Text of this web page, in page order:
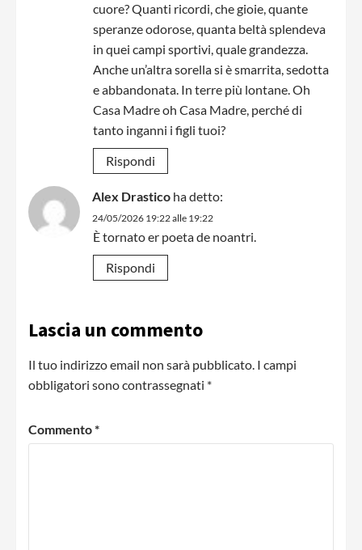
cuore? Quanti ricordi, che gioie, quante
speranze odorose, quanta beltà splendeva
in quei campi sportivi, quale grandezza.
Anche un’altra sorella si è smarrita, sedotta
e abbandonata. In terre più lontane. Oh
Casa Madre oh Casa Madre, perché di
tanto inganni i figli tuoi?
Rispondi
Alex Drastico ha detto:
24/05/2026 19:22 alle 19:22
È tornato er poeta de noantri.
Rispondi
Lascia un commento
Il tuo indirizzo email non sarà pubblicato. I campi
obbligatori sono contrassegnati *
Commento*